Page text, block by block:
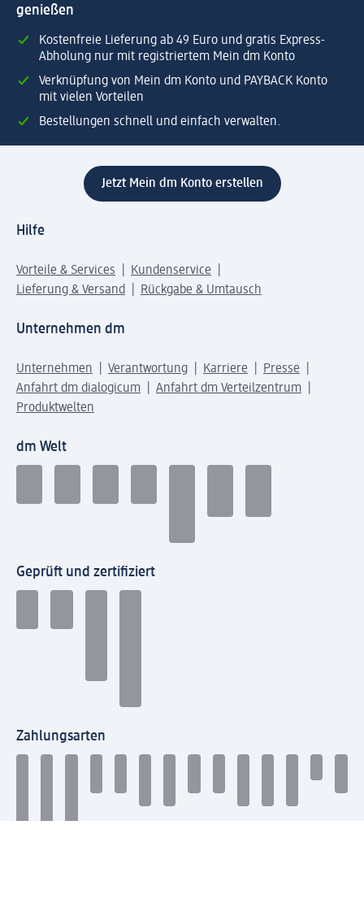
genießen
Kostenfreie Lieferung ab 49 Euro und gratis Express-
Abholung nur mit registriertem Mein dm Konto
Verknüpfung von Mein dm Konto und PAYBACK Konto
mit vielen Vorteilen
Bestellungen schnell und einfach verwalten.
Jetzt Mein dm Konto erstellen
Hilfe
Vorteile & Services
Kundenservice
Lieferung & Versand
Rückgabe & Umtausch
Unternehmen dm
Unternehmen Verantwortung Karriere
Presse
Anfahrt dm dialogicum
Anfahrt dm Verteilzentrum
Produktwelten
dm Welt
Geprüft und zertifiziert
Zahlungsarten